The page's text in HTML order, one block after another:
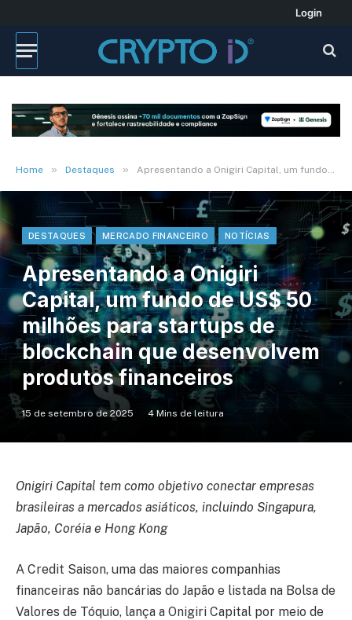
Login
Home » Destaques » Apresentando a Onigiri Capital, um fundo de US$ 50 milhões para startups de blockchain que desenvolvem produtos financeiros
DESTAQUES MERCADO FINANCEIRO NOTÍCIAS
Apresentando a Onigiri
Capital, um fundo de US$ 50
milhões para startups de
blockchain que desenvolvem
produtos financeiros
15 de setembro de 2025 4 Mins de leitura
Onigiri Capital tem como objetivo conectar empresas
brasileiras a mercados asiáticos, incluindo Singapura,
Japão, Coréia e Hong Kong
A Credit Saison, uma das maiores companhias
financeiras não bancárias do Japão e listada na Bolsa de
Valores de Tóquio, lança a Onigiri Capital por meio de